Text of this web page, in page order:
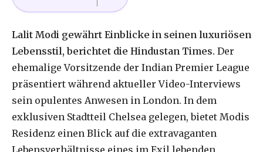
Lalit Modi gewährt Einblicke in seinen luxuriösen
Lebensstil, berichtet die Hindustan Times. Der
ehemalige Vorsitzende der Indian Premier League
präsentiert während aktueller Video-Interviews
sein opulentes Anwesen in London. In dem
exklusiven Stadtteil Chelsea gelegen, bietet Modis
Residenz einen Blick auf die extravaganten